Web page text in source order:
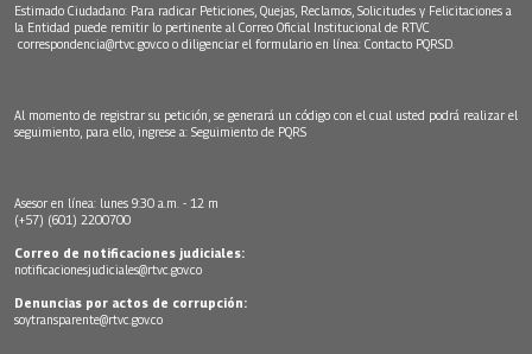
Estimado Ciudadano: Para radicar Peticiones, Quejas, Reclamos, Solicitudes y Felicitaciones a
la Entidad puede remitir lo pertinente al Correo Oficial Institucional de RTVC
correspondencia@rtvc.gov.co o diligenciar el formulario en línea: Contacto PQRSD.
Al momento de registrar su petición, se generará un código con el cual usted podrá realizar el
seguimiento, para ello, ingrese a: Seguimiento de PQRS
Asesor en línea: lunes 9:30 a.m. - 12 m
(+57) (601) 2200700
Correo de notificaciones judiciales:
notificacionesjudiciales@rtvc.gov.co
Denuncias por actos de corrupción:
soytransparente@rtvc.gov.co